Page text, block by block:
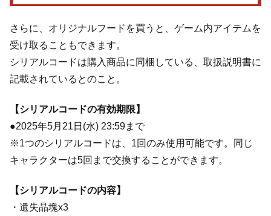
さらに、オリジナルフードを買うと、ゲーム内アイテムを
受け取ることもできます。
シリアルコードは購入商品に同梱している、取扱説明書に
記載されているとのこと。
【シリアルコードの有効期限】
●2025年5月21日(水) 23:59まで
※1つのシリアルコードは、1回のみ使用可能です。同じ
キャラクターは5回まで交換することができます。
【シリアルコードの内容】
・遺失晶塊x3